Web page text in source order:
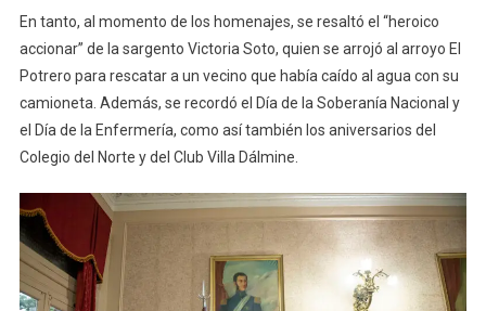
En tanto, al momento de los homenajes, se resaltó el “heroico
accionar” de la sargento Victoria Soto, quien se arrojó al arroyo El
Potrero para rescatar a un vecino que había caído al agua con su
camioneta. Además, se recordó el Día de la Soberanía Nacional y
el Día de la Enfermería, como así también los aniversarios del
Colegio del Norte y del Club Villa Dálmine.